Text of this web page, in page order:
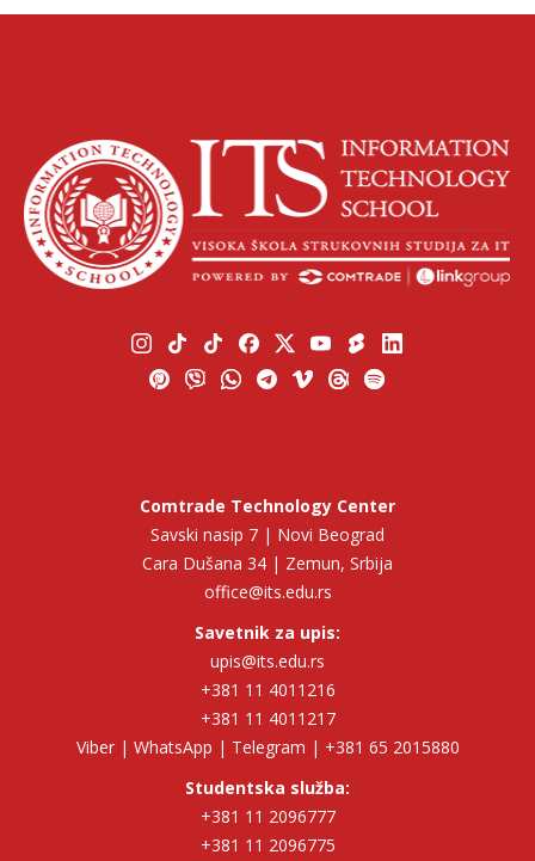
Comtrade Technology Center
Savski nasip 7 | Novi Beograd
Cara Dušana 34 | Zemun, Srbija
office@its.edu.rs
Savetnik za upis:
upis@its.edu.rs
+381 11 4011216
+381 11 4011217
Viber | WhatsApp | Telegram | +381 65 2015880
Studentska služba:
+381 11 2096777
+381 11 2096775